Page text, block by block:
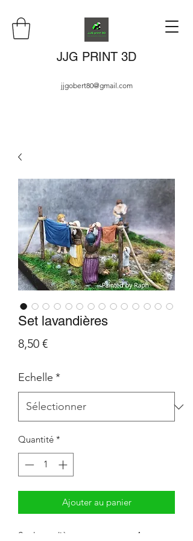
JJG PRINT 3D
jjgobert80@gmail.com
Set lavandières
8,50 €Prix
Echelle *
Quantité *
Ajouter au panier
Set lavandières comprenant : 4